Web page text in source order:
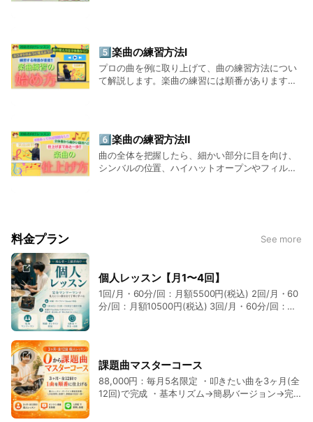
5️⃣楽曲の練習方法Ⅰ
プロの曲を例に取り上げて、曲の練習方法につい
て解説します。楽曲の練習には順番がありますの
6️⃣楽曲の練習方法Ⅱ
曲の全体を把握したら、細かい部分に目を向け、
シンバルの位置、ハイハットオープンやフィルイ
料金プラン See more
個人レッスン【月1〜4回】
1回/月・60分/回：月額5500円(税込) 2回/月・60
分/回：月額10500円(税込) 3回/月・60分/回：月
課題曲マスターコース
88,000円：毎月5名限定 ・叩きたい曲を3ヶ月(全
12回)で完成 ・基本リズム→簡易バージョン→完